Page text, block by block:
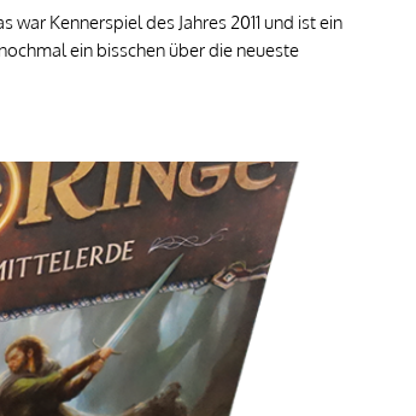
Kennerspiel des Jahres 2011 und ist ein
ein bisschen über die neueste